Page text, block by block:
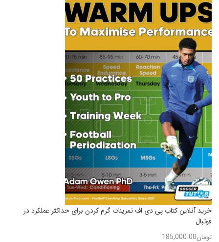
خرید آنلاین کتاب پی دی اف تمرینات گرم کردن برای حداکثر عملکرد در
فوتبال
تومان185,000.00